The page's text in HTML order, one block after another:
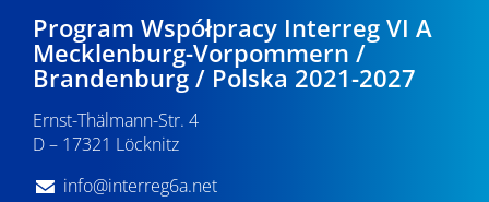
Program Współpracy Interreg VI A
Mecklenburg-Vorpommern /
Brandenburg / Polska 2021-2027
Ernst-Thälmann-Str. 4
D – 17321 Löcknitz
info@interreg6a.net